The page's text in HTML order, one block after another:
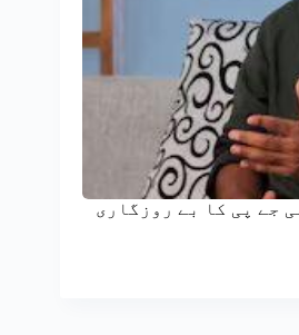
جے پی کا بے روزگاری